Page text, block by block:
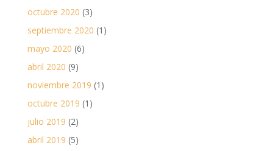
octubre 2020 (3)
septiembre 2020 (1)
mayo 2020 (6)
abril 2020 (9)
noviembre 2019 (1)
octubre 2019 (1)
julio 2019 (2)
abril 2019 (5)